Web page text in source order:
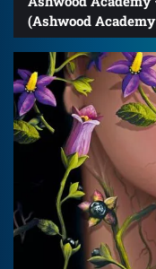
(Ashwood